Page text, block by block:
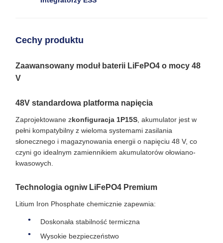
Cechy produktu
Zaawansowany moduł baterii LiFePO4 o mocy 48
V
48V standardowa platforma napięcia
Zaprojektowane zkonfiguracja 1P15S , akumulator jest w
pełni kompatybilny z wieloma systemami zasilania
słonecznego i magazynowania energii o napięciu 48 V, co
czyni go idealnym zamiennikiem akumulatorów ołowiano-
kwasowych.
Technologia ogniw LiFePO4 Premium
Litium Iron Phosphate chemicznie zapewnia:
Doskonała stabilność termiczna
Wysokie bezpieczeństwo